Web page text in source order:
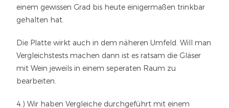
einem gewissen Grad bis heute einigermaßen trinkbar
gehalten hat.
Die Platte wirkt auch in dem näheren Umfeld. Will man
Vergleichstests machen dann ist es ratsam die Gläser
mit Wein jeweils in einem seperaten Raum zu
bearbeiten.
4.) Wir haben Vergleiche durchgeführt mit einem